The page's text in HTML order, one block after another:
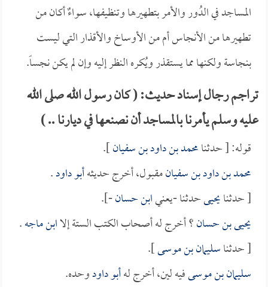
المساجد في الدُور والأمر بتطهيرها وتنظيفها، سواءٌ أكان من
تطهيرها من الأنجاس أم من الأوساخ والأقذار التي ليست
بنجاسة ولكنها مما يستقذر ويُكره النظر إليه وإن لم يكن نجساً.
تراجم رجال إسناد حديث: ( كان رسول الله صلى الله
عليه وسلم يأمرنا بالمساجد أن نصنعها في ديارنا .. )
قوله: [ حدثنامحمد بن داود بن سفيان].
محمد بن داود بن سفيانمقبول، أخرج حديثهأبو داود.
[ حدثنايحيىحدثنا -يعنيابن حسان-].
يحيى بن حسان؟ أخرج له أصحاب الكتب الستة إلاابن ماجه.
[ حدثناسليمان بن موسى].
سليمان بن موسىفيه لين، أخرج لهأبو داودوحده.